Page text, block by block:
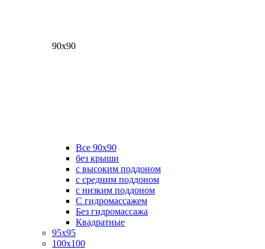
90х90
Все 90х90
без крыши
с высоким поддоном
с средним поддоном
с низким поддоном
С гидромассажем
Без гидромассажа
Квадратные
95х95
100х100